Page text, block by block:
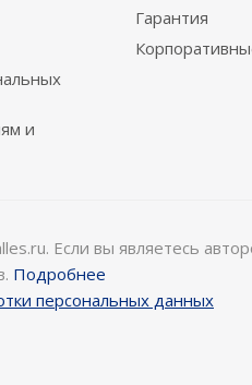
и
Гарантия
Если вы являетесь
Подробнее
персональных данных